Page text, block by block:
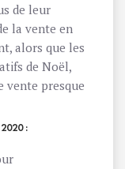
de leur
la vente en
alors que les
de Noël,
vente presque
: